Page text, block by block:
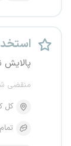
استخدام ۳
پالایش
منقضی
کل